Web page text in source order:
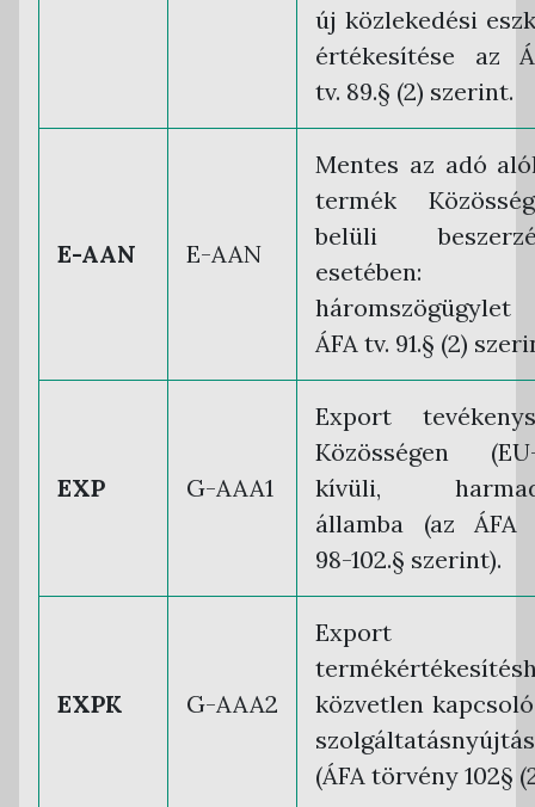
új közlekedési
értékesítése az
tv. 89.§ (2) szerint.
E-AAN E-AAN
Mentes az adó
termék
belüli
esetében:
háromszögügylet
ÁFA tv. 91.§ (2)
EXP G-AAA1
Export
Közösségen
kívüli,
államba (az ÁFA
98-102.§ szerint).
EXPK G-AAA2
Export
közvetlen
szolgáltatásnyújtás
(ÁFA törvény 102§